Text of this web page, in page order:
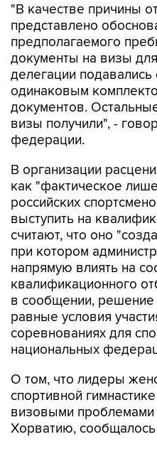
"В качестве причины
представлено
предполагаемого
документы на визы
делегации
одинаковым
документов.
визы получили", -
федерации.
В организации
как "фактическое
российских
выступить на
считают, что оно
при котором
напрямую влиять на
квалификационного
в сообщении, решение
равные условия
соревнованиях для
национальных
О том, что лидеры
спортивной
визовыми
Хорватию,